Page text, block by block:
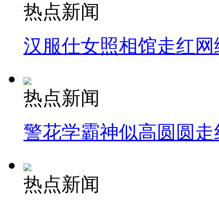
热点新闻
汉服仕女照相馆走红网
热点新闻
警花学霸神似高圆圆走
热点新闻